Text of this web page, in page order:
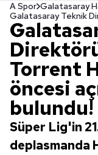
A Spor Galatasaray
Torrent
öncesi
bulundu!
Süper Lig'in
deplasmanda